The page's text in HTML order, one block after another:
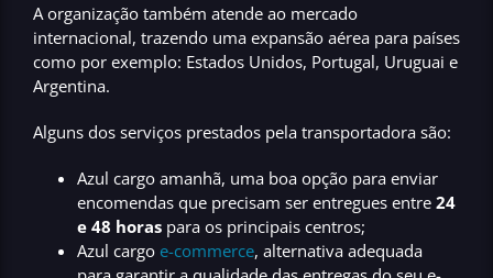
A organização também atende ao mercado
internacional, trazendo uma expansão aérea para países
como por exemplo: Estados Unidos, Portugal, Uruguai e
Argentina.
Alguns dos serviços prestados pela transportadora são:
Azul cargo amanhã, uma boa opção para enviar
encomendas que precisam ser entregues entre 24
e 48 horas para os principais centros;
Azul cargo e-commerce, alternativa adequada